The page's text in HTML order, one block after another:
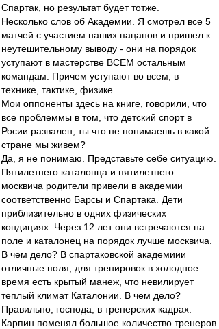
Спартак, но результат будет тотже.
Несколько слов об Академии. Я смотрел все 5
матчей с участием наших пацанов и пришел к
неутешительному выводу - они на порядок
уступают в мастерстве ВСЕМ остальным
командам. Причем уступают во всем, в
технике, тактике, физике
Мои оппоненты здесь на книге, говорили, что
все проблеммы в том, что детский спорт в
Росии развален, ты что не понимаешь в какой
стране мы живем?
Да, я не понимаю. Представьте себе ситуацию.
Пятилетнего каталонца и пятилетнего
москвича родители привели в академии
соответственно Барсы и Спартака. Дети
приблизительно в одних физических
кондициях. Через 12 лет они встречаются на
поле и каталонец на порядок лучше москвича.
В чем дело? В спартаковской академиии
отличные поля, для тренировок в холодное
время есть крытый манеж, что невилирует
теплый климат Каталонии. В чем дело?
Правильно, господа, в тренерских кадрах.
Карпин поменял большое количество тренеров